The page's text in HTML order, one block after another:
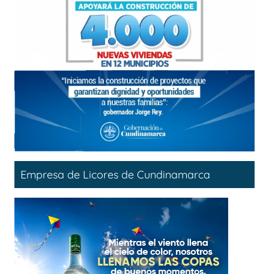
Empresa de Licores de Cundinamarca